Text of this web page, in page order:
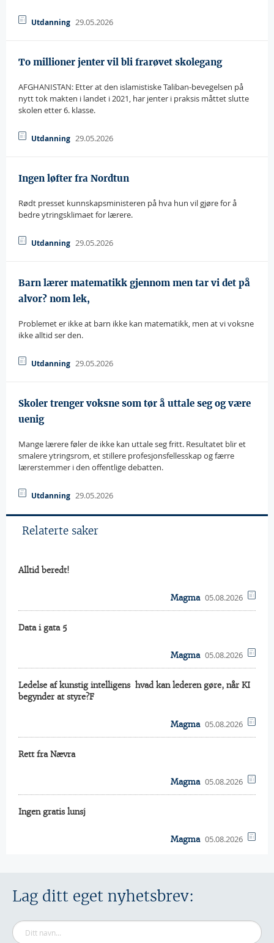
Utdanning 29.05.2026
To millioner jenter vil bli frarøvet skolegang
AFGHANISTAN: Etter at den islamistiske Taliban-bevegelsen på
nytt tok makten i landet i 2021, har jenter i praksis måttet slutte
skolen etter 6. klasse.
Utdanning 29.05.2026
Ingen løfter fra Nordtun
Rødt presset kunnskapsministeren på hva hun vil gjøre for å
bedre ytringsklimaet for lærere.
Utdanning 29.05.2026
Barn lærer matematikk gjennom men tar vi det på
alvor? nom lek,
Problemet er ikke at barn ikke kan matematikk, men at vi voksne
ikke alltid ser den.
Utdanning 29.05.2026
Skoler trenger voksne som tør å uttale seg og være
uenig
Mange lærere føler de ikke kan uttale seg fritt. Resultatet blir et
smalere ytringsrom, et stillere profesjonsfellesskap og færre
lærerstemmer i den offentlige debatten.
Utdanning 29.05.2026
Relaterte saker
Alltid beredt!
Magma 05.08.2026
Data i gata 5
Magma 05.08.2026
Ledelse af kunstig intelligens  hvad kan lederen gøre, når KI
begynder at styre?F
Magma 05.08.2026
Rett fra Nævra
Magma 05.08.2026
Ingen gratis lunsj
Magma 05.08.2026
Lag ditt eget nyhetsbrev: